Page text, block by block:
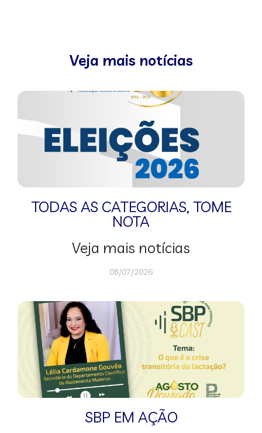
Veja mais notícias
TODAS AS CATEGORIAS, TOME
NOTA
Veja mais notícias
08/07/2026
SBP EM AÇÃO